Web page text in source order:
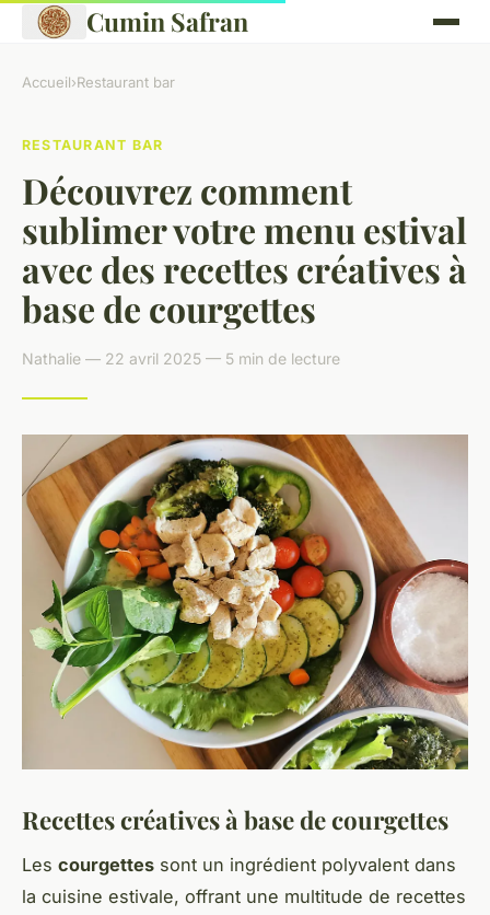
Cumin Safran
Accueil›Restaurant bar
RESTAURANT BAR
Découvrez comment
sublimer votre menu estival
avec des recettes créatives à
base de courgettes
Nathalie — 22 avril 2025 — 5 min de lecture
Recettes créatives à base de courgettes
Les courgettes sont un ingrédient polyvalent dans
la cuisine estivale, offrant une multitude de recettes